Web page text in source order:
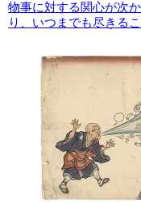
物事に対する関心が次
り、いつまでも尽きる